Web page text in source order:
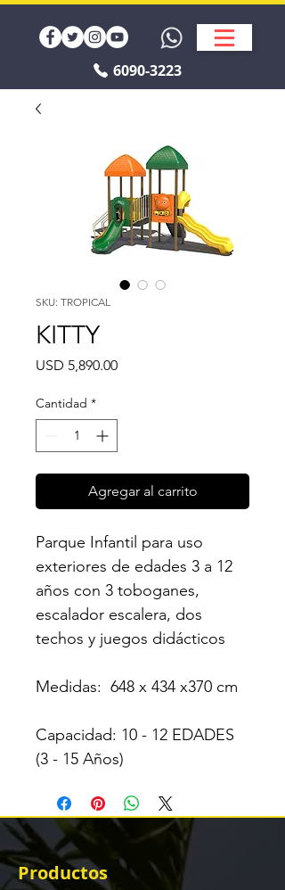
6090-3223
SKU: TROPICAL
KITTY
USD 5,890.00Precio
Cantidad *
Agregar al carrito
Parque Infantil para uso
exteriores de edades 3 a 12
años con 3 toboganes,
escalador escalera, dos
techos y juegos didácticos
Medidas:  648 x 434 x370 cm
Capacidad: 10 - 12 EDADES
(3 - 15 Años)
Productos